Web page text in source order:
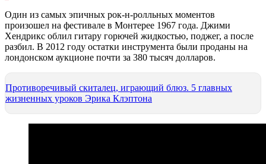
Один из самых эпичных рок-н-ролльных моментов
произошел на фестивале в Монтерее 1967 года. Джими
Хендрикс облил гитару горючей жидкостью, поджег, а после
разбил. В 2012 году остатки инструмента были проданы на
лондонском аукционе почти за 380 тысяч долларов.
Противоречивый скиталец, играющий блюз. 5 главных
жизненных уроков Эрика Клэптона